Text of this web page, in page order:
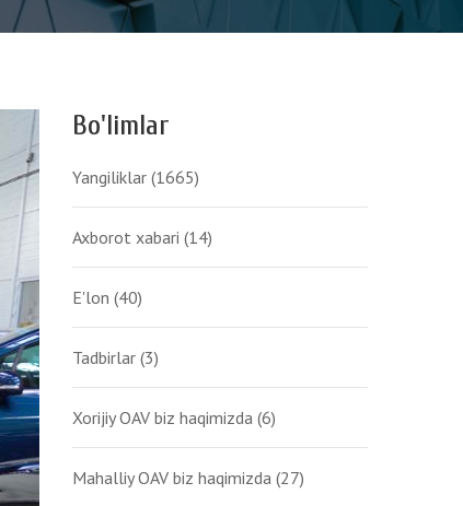
Bo'limlar
Yangiliklar (1665)
Axborot xabari (14)
E'lon (40)
Tadbirlar (3)
Xorijiy OAV biz haqimizda (6)
Mahalliy OAV biz haqimizda (27)